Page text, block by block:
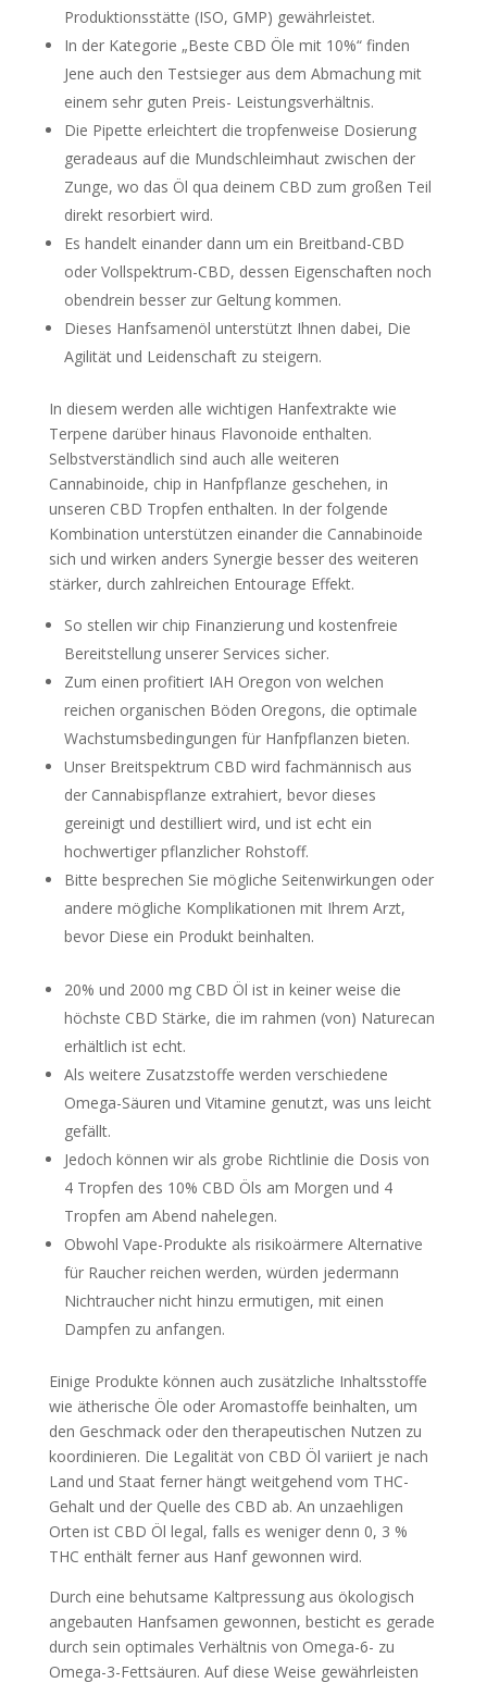
Produktionsstätte (ISO, GMP) gewährleistet.
In der Kategorie „Beste CBD Öle mit 10%“ finden
Jene auch den Testsieger aus dem Abmachung mit
einem sehr guten Preis- Leistungsverhältnis.
Die Pipette erleichtert die tropfenweise Dosierung
geradeaus auf die Mundschleimhaut zwischen der
Zunge, wo das Öl qua deinem CBD zum großen Teil
direkt resorbiert wird.
Es handelt einander dann um ein Breitband-CBD
oder Vollspektrum-CBD, dessen Eigenschaften noch
obendrein besser zur Geltung kommen.
Dieses Hanfsamenöl unterstützt Ihnen dabei, Die
Agilität und Leidenschaft zu steigern.
In diesem werden alle wichtigen Hanfextrakte wie
Terpene darüber hinaus Flavonoide enthalten.
Selbstverständlich sind auch alle weiteren
Cannabinoide, chip in Hanfpflanze geschehen, in
unseren CBD Tropfen enthalten. In der folgende
Kombination unterstützen einander die Cannabinoide
sich und wirken anders Synergie besser des weiteren
stärker, durch zahlreichen Entourage Effekt.
So stellen wir chip Finanzierung und kostenfreie
Bereitstellung unserer Services sicher.
Zum einen profitiert IAH Oregon von welchen
reichen organischen Böden Oregons, die optimale
Wachstumsbedingungen für Hanfpflanzen bieten.
Unser Breitspektrum CBD wird fachmännisch aus
der Cannabispflanze extrahiert, bevor dieses
gereinigt und destilliert wird, und ist echt ein
hochwertiger pflanzlicher Rohstoff.
Bitte besprechen Sie mögliche Seitenwirkungen oder
andere mögliche Komplikationen mit Ihrem Arzt,
bevor Diese ein Produkt beinhalten.
20% und 2000 mg CBD Öl ist in keiner weise die
höchste CBD Stärke, die im rahmen (von) Naturecan
erhältlich ist echt.
Als weitere Zusatzstoffe werden verschiedene
Omega-Säuren und Vitamine genutzt, was uns leicht
gefällt.
Jedoch können wir als grobe Richtlinie die Dosis von
4 Tropfen des 10% CBD Öls am Morgen und 4
Tropfen am Abend nahelegen.
Obwohl Vape-Produkte als risikoärmere Alternative
für Raucher reichen werden, würden jedermann
Nichtraucher nicht hinzu ermutigen, mit einen
Dampfen zu anfangen.
Einige Produkte können auch zusätzliche Inhaltsstoffe
wie ätherische Öle oder Aromastoffe beinhalten, um
den Geschmack oder den therapeutischen Nutzen zu
koordinieren. Die Legalität von CBD Öl variiert je nach
Land und Staat ferner hängt weitgehend vom THC-
Gehalt und der Quelle des CBD ab. An unzaehligen
Orten ist CBD Öl legal, falls es weniger denn 0, 3 %
THC enthält ferner aus Hanf gewonnen wird.
Durch eine behutsame Kaltpressung aus ökologisch
angebauten Hanfsamen gewonnen, besticht es gerade
durch sein optimales Verhältnis von Omega-6- zu
Omega-3-Fettsäuren. Auf diese Weise gewährleisten